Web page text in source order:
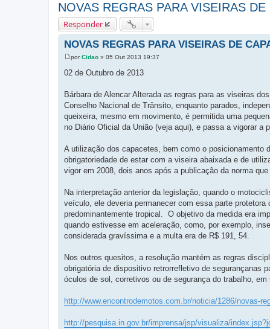
NOVAS REGRAS PARA VISEIRAS DE
Responder
NOVAS REGRAS PARA VISEIRAS DE
M
e
n
a
g
e
porCidao » 05 Out 2013 19:37
02 de Outubro de 2013
Bárbara de Alencar Alterada as regras para as viseiras
Conselho Nacional de Trânsito, enquanto parados,
queixeira, mesmo em movimento, é permitida uma
no Diário Oficial da União (veja aqui), e passa a vigorar a
A utilização dos capacetes, bem como o posicionamento
obrigatoriedade de estar com a viseira abaixada e de
vigor em 2008, dois anos após a publicação da norma
Na interpretação anterior da legislação, quando o
veículo, ele deveria permanecer com essa parte
predominantemente tropical. O objetivo da medida era
quando estivesse em aceleração, como, por exemplo,
considerada gravíssima e a multa era de R$ 191, 54.
Nos outros quesitos, a resolução mantém as regras
obrigatória de dispositivo retrorrefletivo de segurançanas
óculos de sol, corretivos ou de segurança do trabalho,
http://www.encontrodemotos.com.br/noticia/1286/novas-
http://pesquisa.in.gov.br/imprensa/jsp/visualiza/